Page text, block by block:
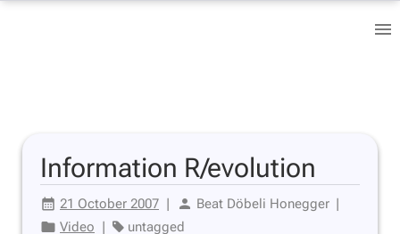
Information R/evolution
21 October 2007 | Beat Döbeli Honegger |
Video | untagged